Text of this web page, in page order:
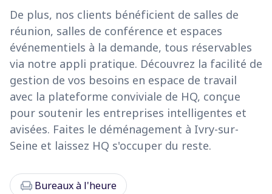
De plus, nos clients bénéficient de salles de
réunion, salles de conférence et espaces
événementiels à la demande, tous réservables
via notre appli pratique. Découvrez la facilité de
gestion de vos besoins en espace de travail
avec la plateforme conviviale de HQ, conçue
pour soutenir les entreprises intelligentes et
avisées. Faites le déménagement à Ivry-sur-
Seine et laissez HQ s'occuper du reste.
chair Bureaux à l'heure